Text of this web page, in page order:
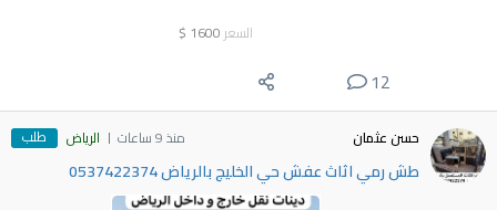
السعر 1600
$
12
حسن عثمان منذ 9 ساعات الرياض طلب
طش رمي اثاث عفش حي الخليج بالرياض 0537422374